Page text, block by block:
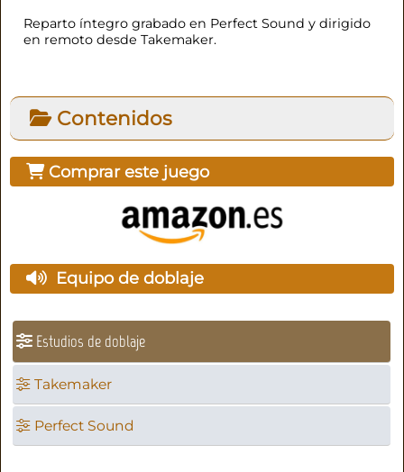
Reparto íntegro grabado en Perfect Sound y dirigido
en remoto desde Takemaker.
Contenidos
Comprar este juego
Equipo de doblaje
Estudios de doblaje
Takemaker
Perfect Sound